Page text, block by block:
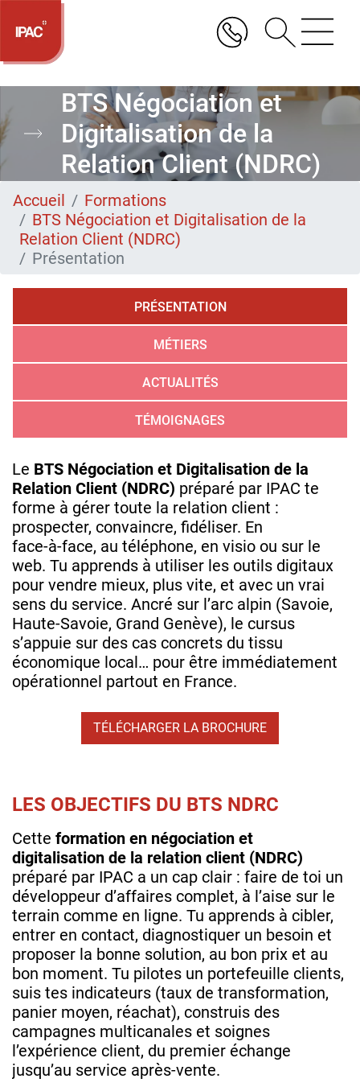
Aller
contenu
BTS Négociation et
Digitalisation de la
Relation Client (NDRC)
Accueil
Formations
BTS Négociation et Digitalisation de la
Relation Client (NDRC)
Présentation
PRÉSENTATION
MÉTIERS
ACTUALITÉS
TÉMOIGNAGES
Le BTS Négociation et Digitalisation de la
Relation Client (NDRC) préparé par IPAC te
forme à gérer toute la relation client :
prospecter, convaincre, fidéliser. En
face‑à‑face, au téléphone, en visio ou sur le
web. Tu apprends à utiliser les outils digitaux
pour vendre mieux, plus vite, et avec un vrai
sens du service. Ancré sur l’arc alpin (Savoie,
Haute‑Savoie, Grand Genève), le cursus
s’appuie sur des cas concrets du tissu
économique local… pour être immédiatement
opérationnel partout en France.
TÉLÉCHARGER LA BROCHURE
LES OBJECTIFS DU BTS NDRC
Cette formation en négociation et
digitalisation de la relation client (NDRC)
préparé par IPAC a un cap clair : faire de toi un
développeur d’affaires complet, à l’aise sur le
terrain comme en ligne. Tu apprends à cibler,
entrer en contact, diagnostiquer un besoin et
proposer la bonne solution, au bon prix et au
bon moment. Tu pilotes un portefeuille clients,
suis tes indicateurs (taux de transformation,
panier moyen, réachat), construis des
campagnes multicanales et soignes
l’expérience client, du premier échange
jusqu’au service après‑vente.